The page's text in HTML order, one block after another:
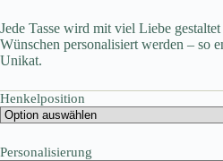
Jede Tasse wird mit viel Liebe
Wünschen personalisiert werden – so
Unikat.
Henkelposition
Personalisierung